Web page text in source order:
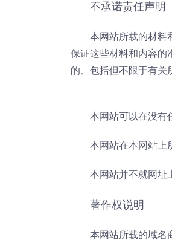
不承诺责任声明
本网站所载的材料
保证这些材料和内容的
的、包括但不限于有关
本网站可以在没有
本网站在本网站上
本网站并不就网址
著作权说明
本网站所载的域名